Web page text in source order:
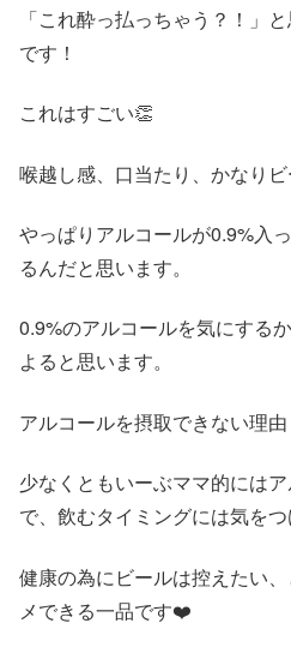
「これ酔っ払っちゃう？！」
です！
これはすごい👏
喉越し感、口当たり、かなり
やっぱりアルコールが0.9%入
るんだと思います。
0.9%のアルコールを気にする
よると思います。
アルコールを摂取できない理
少なくともいーぶママ的には
で、飲むタイミングには気をつ
健康の為にビールは控えたい
メできる一品です❤️